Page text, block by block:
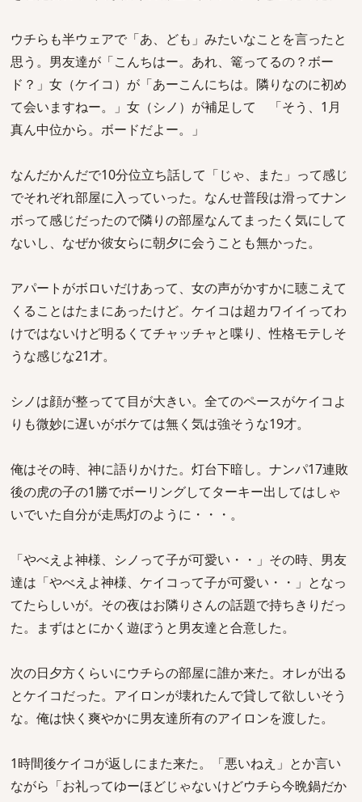
ウチらも半ウェアで「あ、ども」みたいなことを言ったと
思う。男友達が「こんちはー。あれ、篭ってるの？ボー
ド？」女（ケイコ）が「あーこんにちは。隣りなのに初め
て会いますねー。」女（シノ）が補足して 「そう、1月
真ん中位から。ボードだよー。」
なんだかんだで10分位立ち話して「じゃ、また」って感じ
でそれぞれ部屋に入っていった。なんせ普段は滑ってナン
ボって感じだったので隣りの部屋なんてまったく気にして
ないし、なぜか彼女らに朝夕に会うことも無かった。
アパートがボロいだけあって、女の声がかすかに聴こえて
くることはたまにあったけど。ケイコは超カワイイってわ
けではないけど明るくてチャッチャと喋り、性格モテしそ
うな感じな21才。
シノは顔が整ってて目が大きい。全てのペースがケイコよ
りも微妙に遅いがボケては無く気は強そうな19才。
俺はその時、神に語りかけた。灯台下暗し。ナンパ17連敗
後の虎の子の1勝でボーリングしてターキー出してはしゃ
いでいた自分が走馬灯のように・・・。
「やべえよ神様、シノって子が可愛い・・」その時、男友
達は「やべえよ神様、ケイコって子が可愛い・・」となっ
てたらしいが。その夜はお隣りさんの話題で持ちきりだっ
た。まずはとにかく遊ぼうと男友達と合意した。
次の日夕方くらいにウチらの部屋に誰か来た。オレが出る
とケイコだった。アイロンが壊れたんで貸して欲しいそう
な。俺は快く爽やかに男友達所有のアイロンを渡した。
1時間後ケイコが返しにまた来た。「悪いねえ」とか言い
ながら「お礼ってゆーほどじゃないけどウチら今晩鍋だか